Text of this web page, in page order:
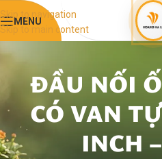
Skip to navigation
Skip to main content
MENU
ĐẦU NỐI
CÓ VAN
INCH